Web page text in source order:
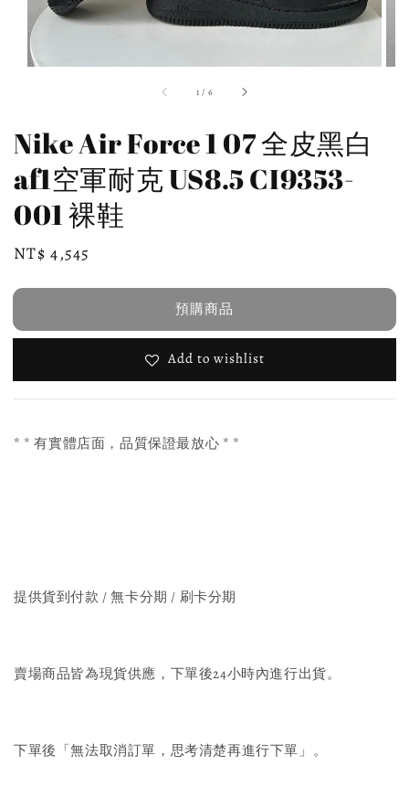
1 / 6
Nike Air Force 1 07 全皮黑白
af1空軍耐克 US8.5 CI9353-
001 裸鞋
Regular
NT$ 4,545
預購商品
Add to wishlist
* * 有實體店面，品質保證最放心 * *
提供貨到付款 / 無卡分期 / 刷卡分期
賣場商品皆為現貨供應，下單後24小時內進行出貨。
下單後「無法取消訂單，思考清楚再進行下單」。